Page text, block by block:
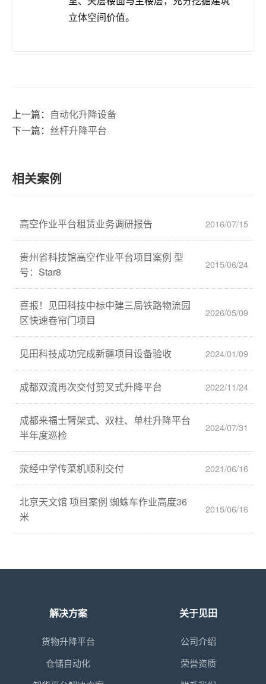
立体空间价值。
上一篇： 自动化升降设备
下一篇： 丝杆升降平台
相关案例
高空作业平台租赁业务调研报告 2016/07/15
贵州省科技馆高空作业平台项目案例 型
号：Star8
2015/06/24
喜报！见田科技中标中建三局铁路物流园
区快速卷帘门项目
2026/05/09
见田科技成功完成新疆项目设备验收 2024/01/09
成都双流再次交付剪叉式升降平台 2022/11/24
成都来福士臂架式、双柱、单柱升降平台
半年度巡检
2024/07/31
荥经中学传菜机顺利交付 2021/06/16
北京天文馆 项目案例 蜘蛛车作业高度36
米
2015/06/16
解决方案
货物升降平台
仓储自动化
关于见田
公司介绍
荣誉资质